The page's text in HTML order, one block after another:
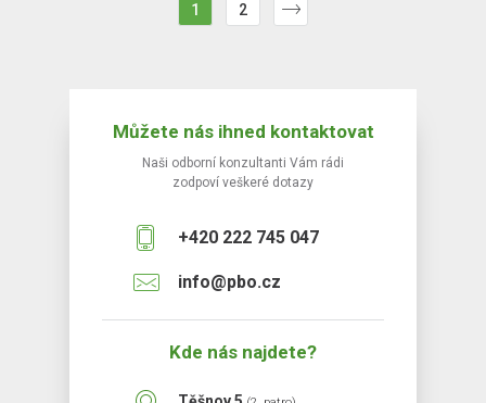
1 2
Můžete nás ihned kontaktovat
Naši odborní konzultanti Vám rádi
zodpoví veškeré dotazy
+420 222 745 047
info@pbo.cz
Kde nás najdete?